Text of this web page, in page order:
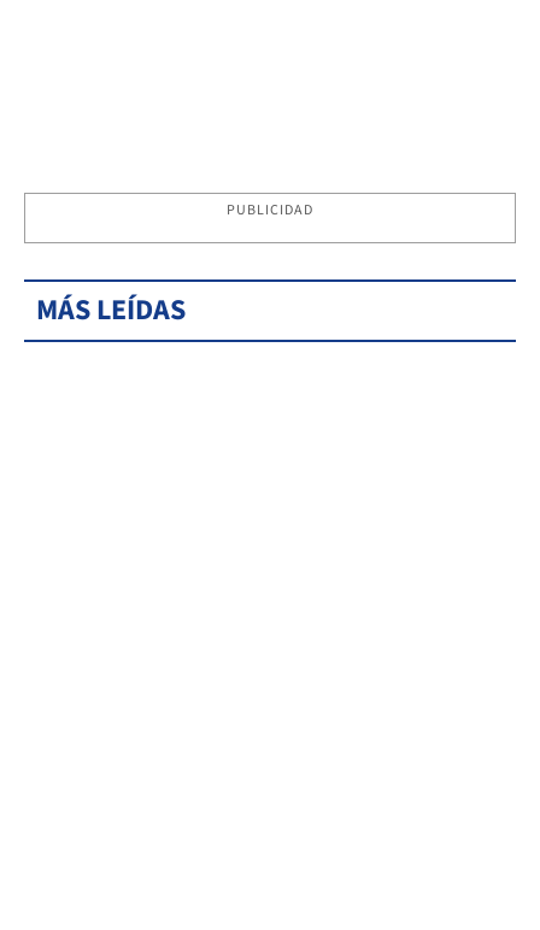
PUBLICIDAD
MÁS LEÍDAS